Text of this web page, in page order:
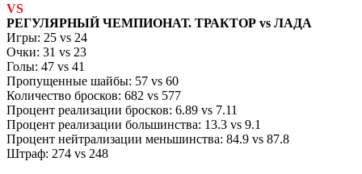
VS
РЕГУЛЯРНЫЙ ЧЕМПИОНАТ. ТРАКТОР vs ЛАДА
Игры: 25 vs 24
Очки: 31 vs 23
Голы: 47 vs 41
Пропущенные шайбы: 57 vs 60
Количество бросков: 682 vs 577
Процент реализации бросков: 6.89 vs 7.11
Процент реализации большинства: 13.3 vs 9.1
Процент нейтрализации меньшинства: 84.9 vs 87.8
Штраф: 274 vs 248